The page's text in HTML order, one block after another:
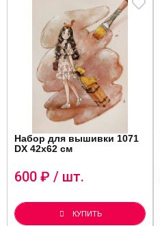
Набор для вышивки 1071
DX 42х62 см
600 ₽ / шт.
КУПИТЬ